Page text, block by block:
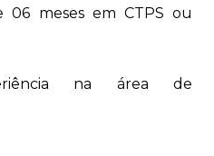
06 meses em CTPS ou
na área de